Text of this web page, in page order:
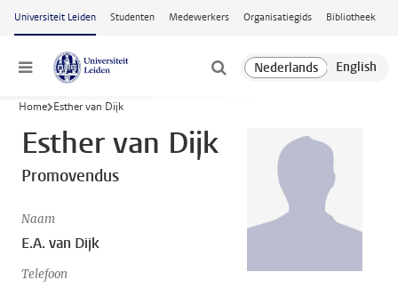
Ga naar hoofdinhoud
Universiteit Leiden Studenten Medewerkers Organisatiegids Bibliotheek
Menu
Home Esther van Dijk
Esther van Dijk
Promovendus
Naam
E.A. van Dijk
Telefoon